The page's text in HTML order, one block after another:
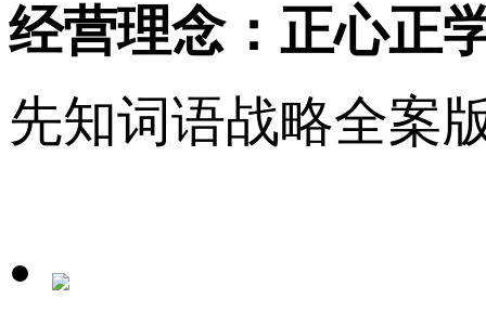
经营理念：正心正
先知词语战略全案